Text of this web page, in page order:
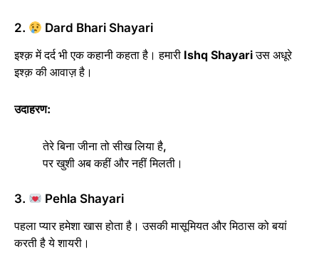
2.
Dard Bhari Shayari
इश्क़ में दर्द भी एक कहानी कहता है। हमारी Ishq Shayariउस अधूरे
इश्क़ की आवाज़ है।
उदाहरण:
तेरे बिना जीना तो सीख लिया है,
पर खुशी अब कहीं और नहीं मिलती।
3.
Pehla Shayari
पहला प्यार हमेशा खास होता है। उसकी मासूमियत और मिठास को बयां
करती है ये शायरी।